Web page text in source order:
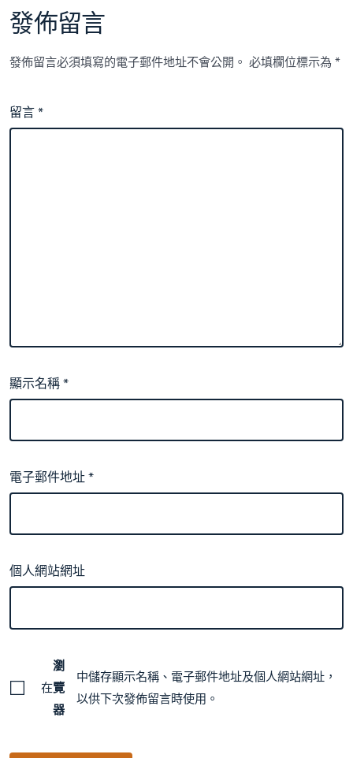
發佈留言
發佈留言必須填寫的電子郵件地址不會公開。 必填欄位標示為*
留言*
顯示名稱*
電子郵件地址*
個人網站網址
在
瀏
覽
器
中儲存顯示名稱、電子郵件地址及個人網站網址，
以供下次發佈留言時使用。